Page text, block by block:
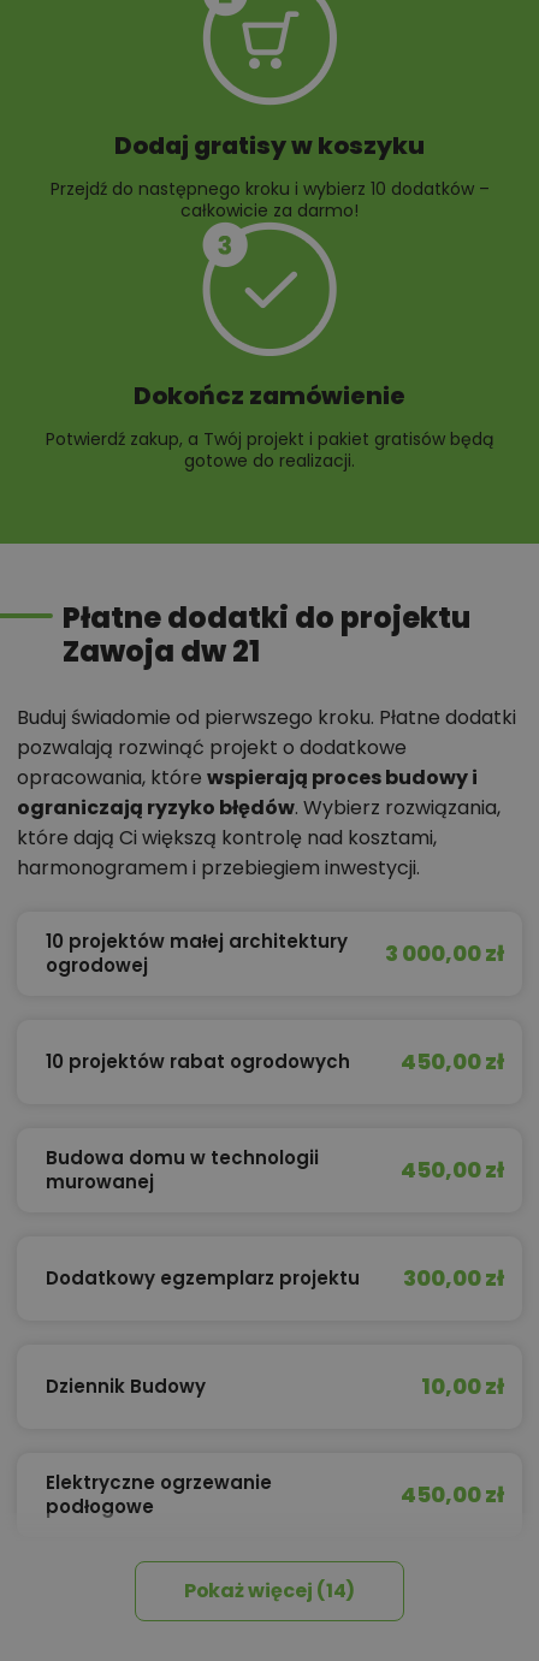
Dodaj gratisy w koszyku
Przejdź do następnego kroku i wybierz 10 dodatków –
całkowicie za darmo!
Dokończ zamówienie
Potwierdź zakup, a Twój projekt i pakiet gratisów będą
gotowe do realizacji.
Płatne dodatki do projektu
Zawoja dw 21
Buduj świadomie od pierwszego kroku. Płatne dodatki
pozwalają rozwinąć projekt o dodatkowe
opracowania, które wspierają proces budowy i
ograniczają ryzyko błędów. Wybierz rozwiązania,
które dają Ci większą kontrolę nad kosztami,
harmonogramem i przebiegiem inwestycji.
10 projektów małej architektury
ogrodowej
3 000,00 zł
10 projektów rabat ogrodowych 450,00 zł
Budowa domu w technologii
murowanej
450,00 zł
Dodatkowy egzemplarz projektu 300,00 zł
Dziennik Budowy 10,00 zł
Elektryczne ogrzewanie
podłogowe
450,00 zł
Izolacja celulozowaPokaż więcej (14)